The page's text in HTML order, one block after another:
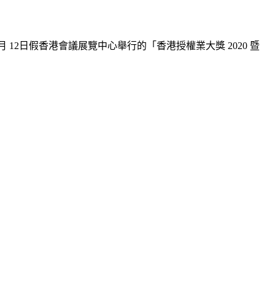
12日假香港會議展覽中心舉行的 「 香港授權業大獎 2020 暨